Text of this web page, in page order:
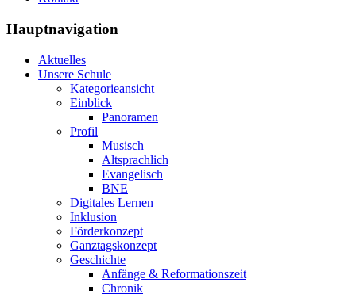
Hauptnavigation
Aktuelles
Unsere Schule
Kategorieansicht
Einblick
Panoramen
Profil
Musisch
Altsprachlich
Evangelisch
BNE
Digitales Lernen
Inklusion
Förderkonzept
Ganztagskonzept
Geschichte
Anfänge & Reformationszeit
Chronik